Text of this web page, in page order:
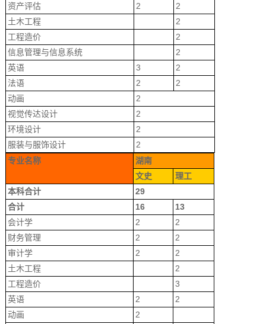
资产评估
2
2
土木工程
2
工程造价
2
信息管理与信息系统
2
英语
3
2
法语
2
2
动画
2
视觉传达设计
2
环境设计
2
服装与服饰设计
2
专业名称
湖南
文史
理工
本科合计
29
合计
16
13
会计学
2
2
财务管理
2
2
审计学
2
2
土木工程
2
工程造价
3
英语
2
2
动画
2